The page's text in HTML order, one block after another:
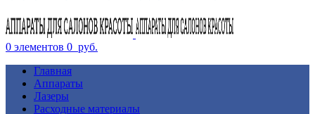
0 элементов 0 руб.
Главная
Аппараты
Лазеры
Расходные материалы